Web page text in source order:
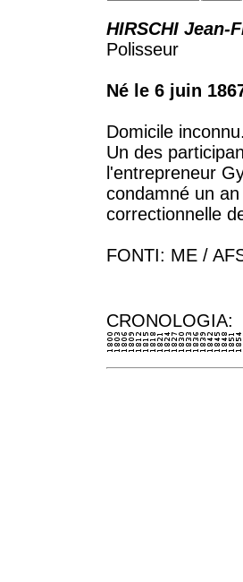
HIRSCHI Jean-
Polisseur
Né le 6 juin
Domicile inconnu.
Un des
l'entrepreneur
condamné un
correctionnelle
FONTI: ME /
CRONOLOGIA: